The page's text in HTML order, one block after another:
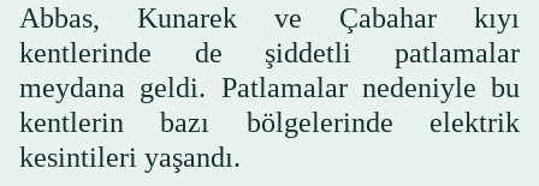
Abbas, Kunarek ve Çabahar kıyı
kentlerinde de şiddetli patlamalar
meydana geldi. Patlamalar nedeniyle bu
kentlerin bazı bölgelerinde elektrik
kesintileri yaşandı.